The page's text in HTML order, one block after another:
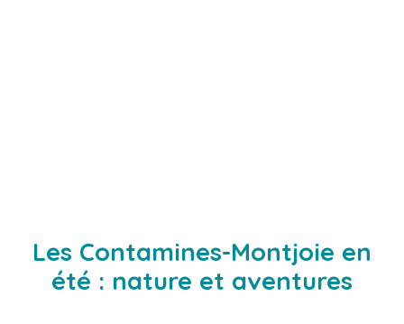
Les Contamines-Montjoie en
été : nature et aventures